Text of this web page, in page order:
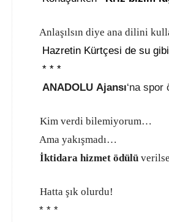
Anlaşılsın diye ana dilini
Hazretin Kürtçesi de su
* * *
ANADOLU Ajansı‘na
Kim verdi bilemiyorum…
Ama yakışmadı…
İktidara hizmet ödülü
Hatta şık olurdu!
* * *